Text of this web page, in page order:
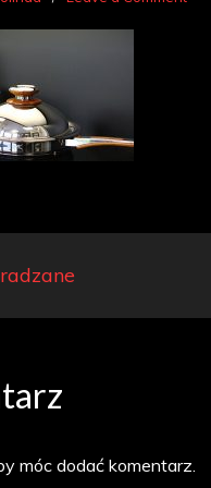
móc dodać komentarz.